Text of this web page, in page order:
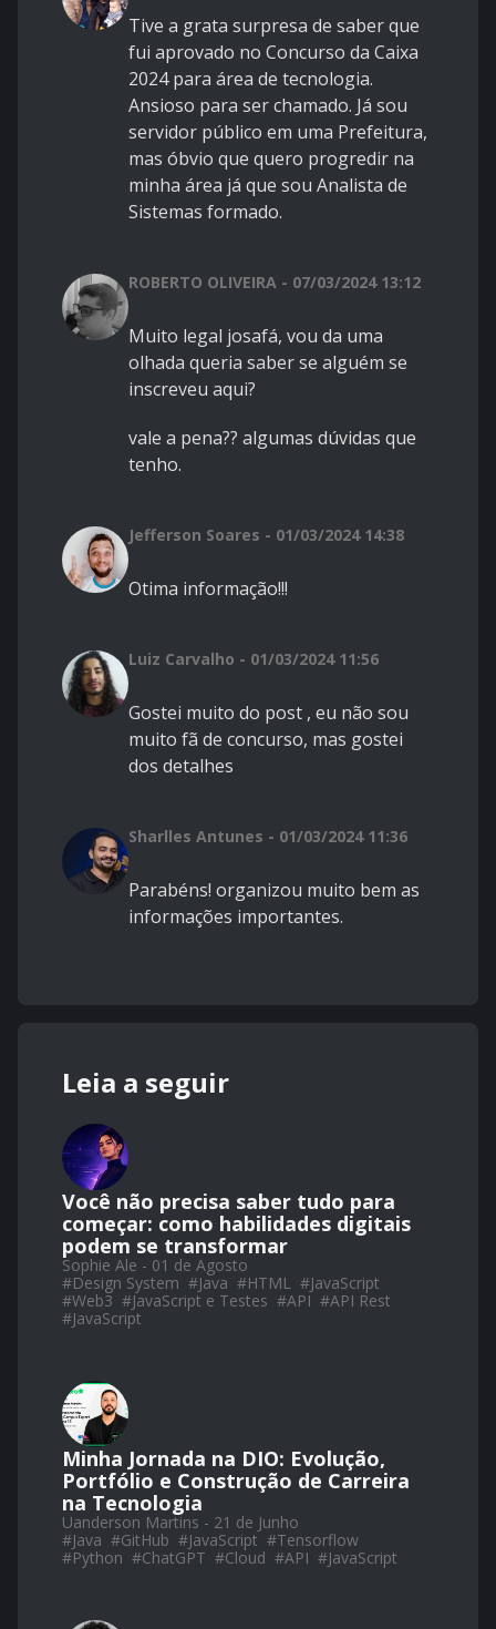
Tive a grata surpresa de saber que
fui aprovado no Concurso da Caixa
2024 para área de tecnologia.
Ansioso para ser chamado. Já sou
servidor público em uma Prefeitura,
mas óbvio que quero progredir na
minha área já que sou Analista de
Sistemas formado.
ROBERTO OLIVEIRA - 07/03/2024 13:12
Muito legal josafá, vou da uma
olhada queria saber se alguém se
inscreveu aqui?
vale a pena?? algumas dúvidas que
tenho.
Jefferson Soares - 01/03/2024 14:38
Otima informação!!!
Luiz Carvalho - 01/03/2024 11:56
Gostei muito do post , eu não sou
muito fã de concurso, mas gostei
dos detalhes
Sharlles Antunes - 01/03/2024 11:36
Parabéns! organizou muito bem as
informações importantes.
Leia a seguir
Você não precisa saber tudo para
começar: como habilidades digitais
podem se transformar
Sophie Ale - 01 de Agosto
#Design System #Java #HTML #JavaScript
#Web3 #JavaScript e Testes #API #API Rest
#JavaScript
Minha Jornada na DIO: Evolução,
Portfólio e Construção de Carreira
na Tecnologia
Uanderson Martins - 21 de Junho
#Java #GitHub #JavaScript #Tensorflow
#Python #ChatGPT #Cloud #API #JavaScript